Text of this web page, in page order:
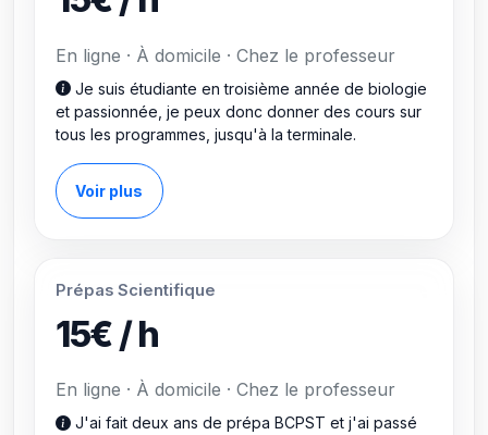
En ligne · À domicile · Chez le professeur
Je suis étudiante en troisième année de biologie
et passionnée, je peux donc donner des cours sur
tous les programmes, jusqu'à la terminale.
Voir plus
Prépas Scientifique
15€ / h
En ligne · À domicile · Chez le professeur
J'ai fait deux ans de prépa BCPST et j'ai passé